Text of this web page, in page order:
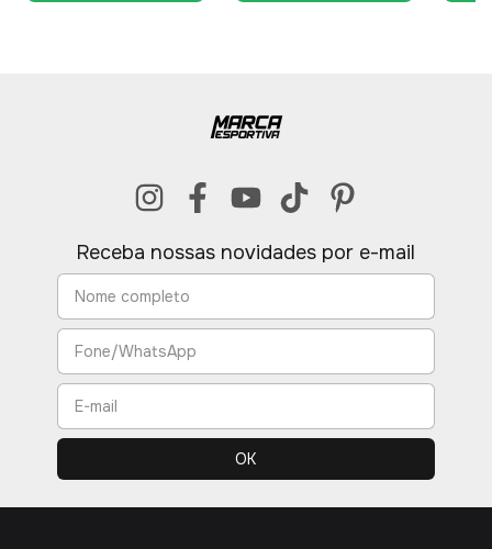
Receba nossas novidades por e-mail